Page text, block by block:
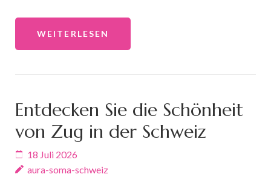
WEITERLESEN
Entdecken Sie die Schönheit
von Zug in der Schweiz
18 Juli 2026
aura-soma-schweiz